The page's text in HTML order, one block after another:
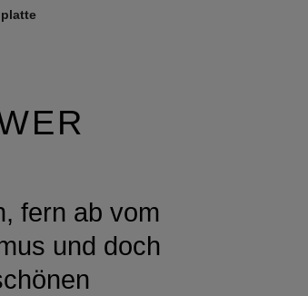
fern ab vom
und doch